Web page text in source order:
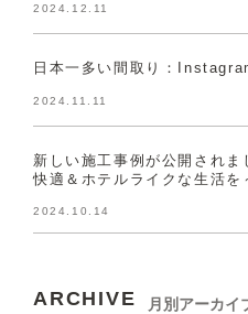
2024.12.11
日本一多い間取り：
2024.11.11
新しい施工事例が公開されま
快適＆ホテルライクな生活を
2024.10.14
ARCHIVE 月別アーカイ